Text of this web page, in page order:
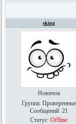
sking
Новичок
Группа: Проверенные
Сообщений: 21
Статус: Offline